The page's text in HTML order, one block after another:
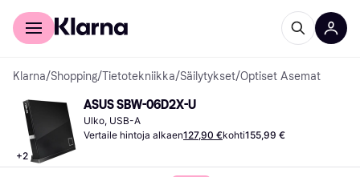
Kuluttajille
Klarna/Shopping/Tietotekniikka/Säilytykset/Optiset Asemat
+2
ASUS SBW-06D2X-U
Ulko, USB-A
Vertaile hintoja alkaen127,90 €kohti155,99 €